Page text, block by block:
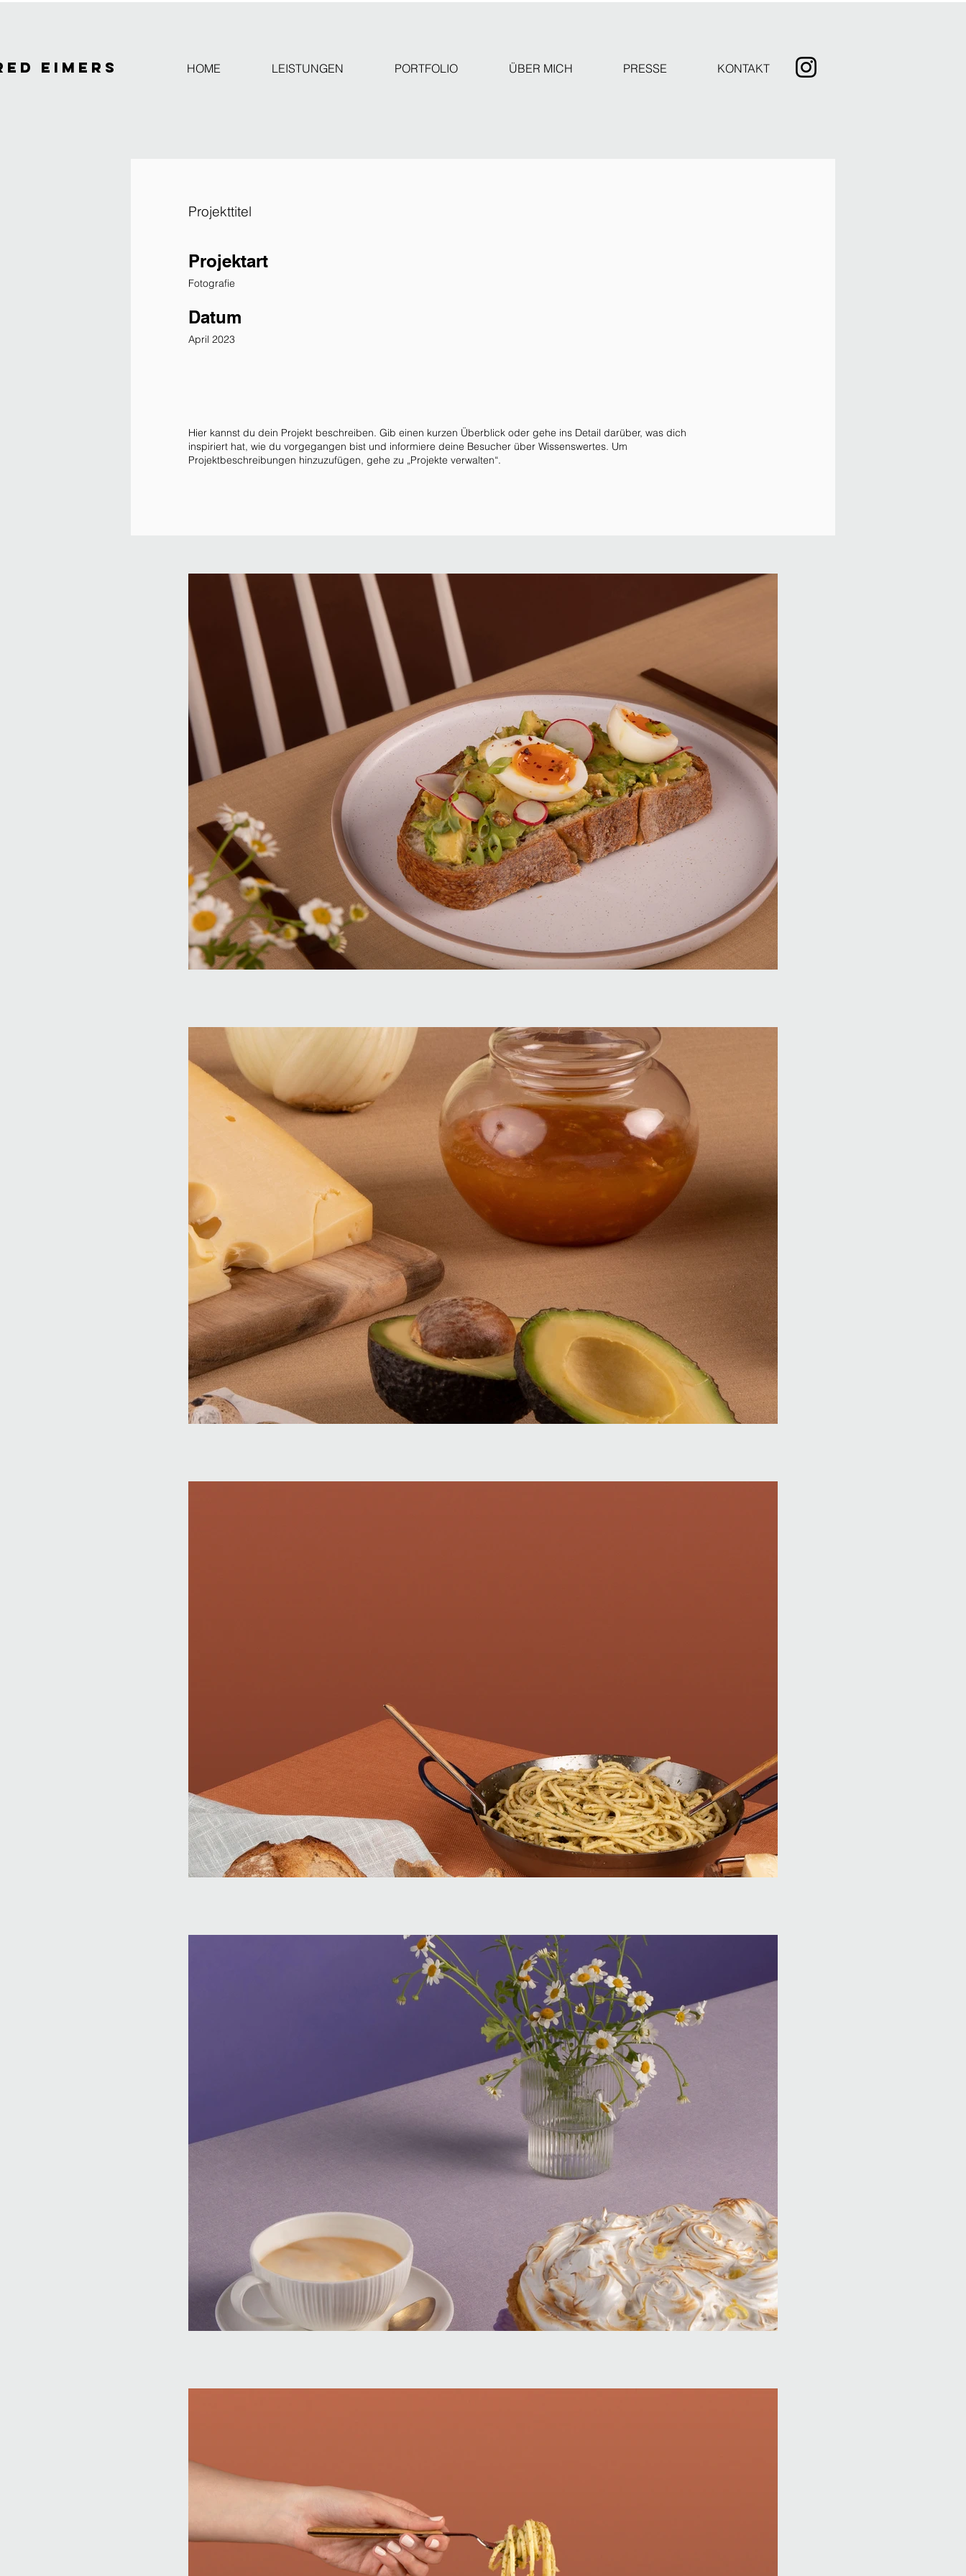
Eimers HOME LEISTUNGEN PORTFOLIO ÜBER MICH PRESSE KONTAKT
Projekttitel
Projektart
Fotografie
Datum
April 2023
Hier kannst du dein Projekt beschreiben. Gib einen kurzen Überblick oder gehe ins Detail darüber, was dich
inspiriert hat, wie du vorgegangen bist und informiere deine Besucher über Wissenswertes. Um
Projektbeschreibungen hinzuzufügen, gehe zu „Projekte verwalten“.